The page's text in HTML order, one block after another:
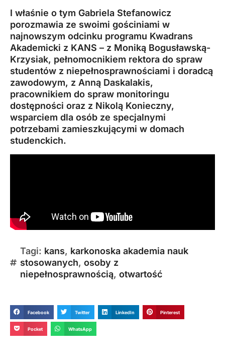
I właśnie o tym Gabriela Stefanowicz
porozmawia ze swoimi gościniami w
najnowszym odcinku programu Kwadrans
Akademicki z KANS – z Moniką Bogusławską-
Krzysiak, pełnomocnikiem rektora do spraw
studentów z niepełnosprawnościami i doradcą
zawodowym, z Anną Daskalakis,
pracownikiem do spraw monitoringu
dostępności oraz z Nikolą Konieczny,
wsparciem dla osób ze specjalnymi
potrzebami zamieszkującymi w domach
studenckich.
Tagi: kans, karkonoska akademia nauk
stosowanych, osoby z
niepełnosprawnością, otwartość
Facebook Twitter LinkedIn Pinterest
Pocket WhatsApp